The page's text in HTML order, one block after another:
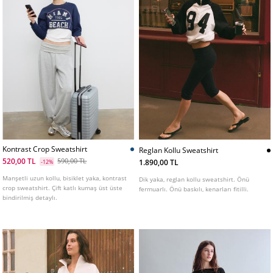
Kontrast Crop Sweatshirt
520,00 TL
-12% 590,00 TL
Manşetli uzun kollu, bisiklet yaka, kontrast
crop sweatshirt. Çift katlı kumaş üst üste
bindirilmiş detaylı.
Reglan Kollu Sweatshirt
1.890,00 TL
Dik yaka, reglan kollu sweatshirt. Önü
fermuarlı. Önü baskılı, kenarları fitilli.